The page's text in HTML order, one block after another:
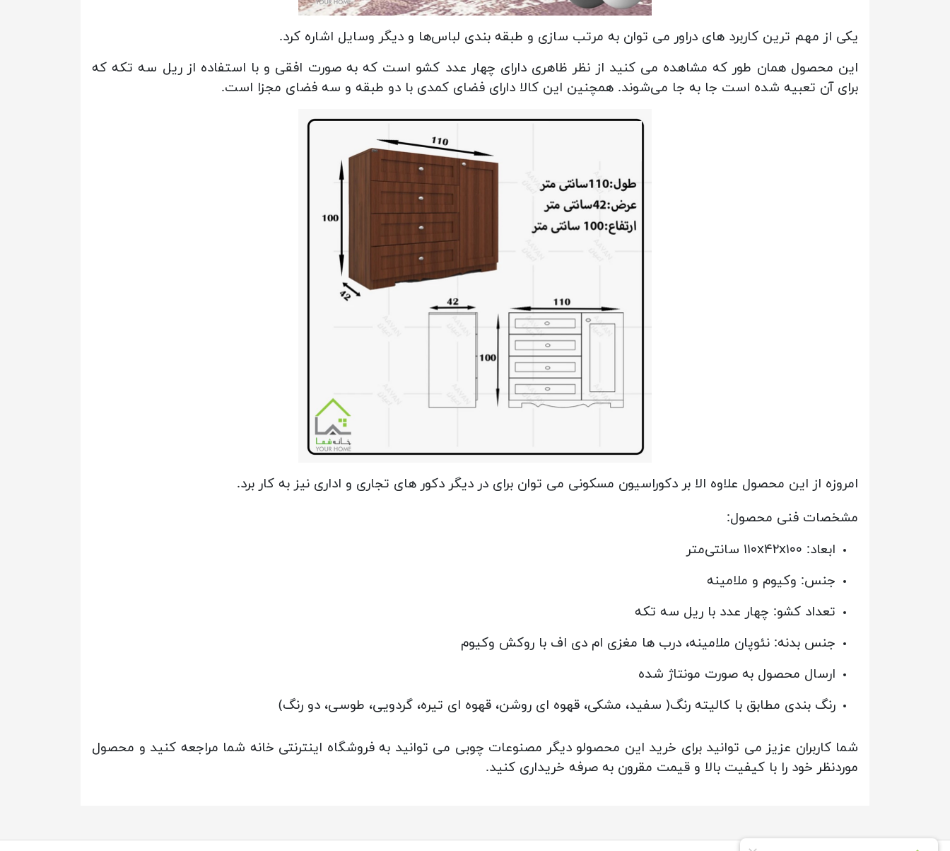
یکی از مهم ترین کاربرد های دراور می توان به مرتب سازی و طبقه بندی لباس‌ها و دیگر وسایل اشاره کرد.
این محصول همان طور که مشاهده می کنید از نظر ظاهری دارای چهار عدد کشو‌ است که به صورت افقی و با استفاده از ریل‌ سه تکه که
برای آن تعبیه شده است جا به جا می‌شوند. همچنین این کالا دارای فضای کمدی با دو طبقه و سه فضای مجزا است.
امروزه از این محصول علاوه الا بر دکوراسیون مسکونی می توان برای در دیگر دکور های تجاری و اداری نیز به کار برد.
مشخصات فنی محصول:
ابعاد: ۱۱۰x۴۲x۱۰۰ سانتی‌متر
جنس: وکیوم و ملامینه
تعداد کشو: چهار عدد با ریل سه تکه
جنس بدنه: نئوپان ملامینه، درب ها مغزی ام دی اف با روکش وکیوم
ارسال محصول به صورت مونتاژ شده
رنگ بندی مطابق با کالیته رنگ( سفید، مشکی، قهوه ای روشن، قهوه ای تیره، گردویی، طوسی، دو رنگ)
شما کاربران عزیز می توانید برای خرید این محصولو دیگر مصنوعات چوبی می توانید به فروشگاه اینترنتی خانه شما مراجعه کنید و محصول
موردنظر خود را با کیفیت بالا و قیمت مقرون به صرفه خریداری کنید.